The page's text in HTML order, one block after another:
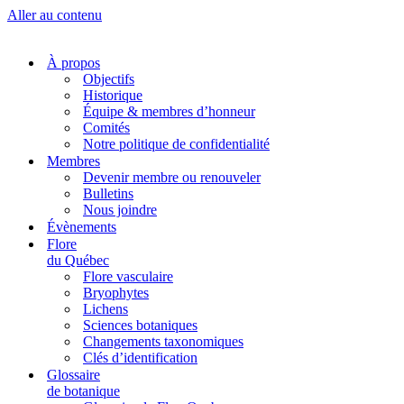
Aller au contenu
À propos
Objectifs
Historique
Équipe & membres d’honneur
Comités
Notre politique de confidentialité
Membres
Devenir membre ou renouveler
Bulletins
Nous joindre
Évènements
Flore
du Québec
Flore vasculaire
Bryophytes
Lichens
Sciences botaniques
Changements taxonomiques
Clés d’identification
Glossaire
de botanique